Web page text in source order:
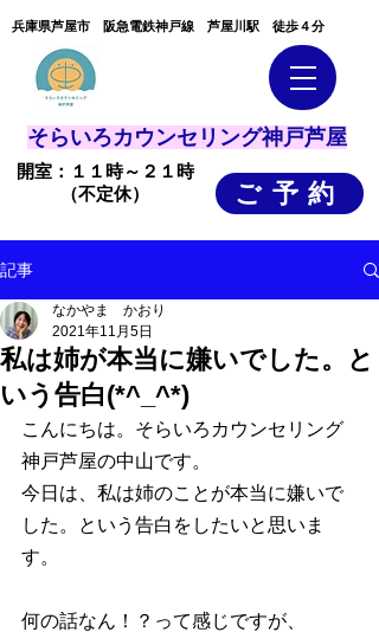
​兵庫県芦屋市 阪急電鉄神戸線 芦屋川駅 徒歩４分
そらいろカウンセリング神戸芦屋
開室：１１時～２１時
（不定休）
ご予約
記事
私は姉が本当に嫌いでした。と
いう告白(*^_^*)
なかやま かおり
2021年11月5日
こんにちは。そらいろカウンセリング
神戸芦屋の中山です。
今日は、私は姉のことが本当に嫌いで
した。という告白をしたいと思いま
す。
何の話なん！？って感じですが、